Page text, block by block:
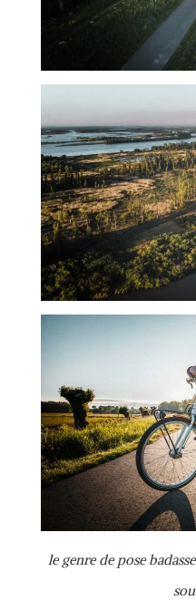
le genre de pose